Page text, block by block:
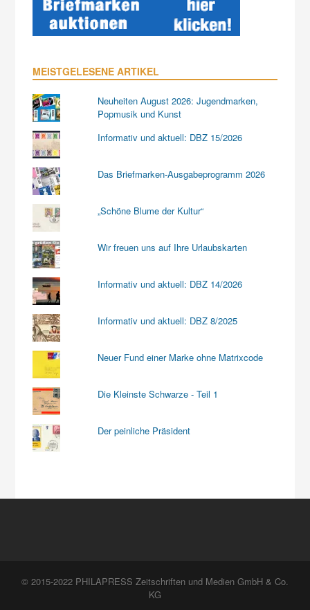
MEISTGELESENE ARTIKEL
Neuheiten August 2026: Jugendmarken,
Popmusik und Kunst
Informativ und aktuell: DBZ 15/2026
Das Briefmarken-Ausgabeprogramm 2026
„Schöne Blume der Kultur“
Wir freuen uns auf Ihre Urlaubskarten
Informativ und aktuell: DBZ 14/2026
Informativ und aktuell: DBZ 8/2025
Neuer Fund einer Marke ohne Matrixcode
Die Kleinste Schwarze - Teil 1
Der peinliche Präsident
© 2015-2022 PHILAPRESS Zeitschriften und Medien GmbH & Co.
KG